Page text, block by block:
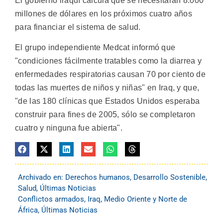
millones de dólares en los próximos cuatro años
para financiar el sistema de salud.
El grupo independiente Medcat informó que
"condiciones fácilmente tratables como la diarrea y
enfermedades respiratorias causan 70 por ciento de
todas las muertes de niños y niñas" en Iraq, y que,
"de las 180 clínicas que Estados Unidos esperaba
construir para fines de 2005, sólo se completaron
cuatro y ninguna fue abierta".
Archivado en: Derechos humanos, Desarrollo Sostenible,
Salud, Últimas Noticias
Conflictos armados, Iraq, Medio Oriente y Norte de
África, Últimas Noticias